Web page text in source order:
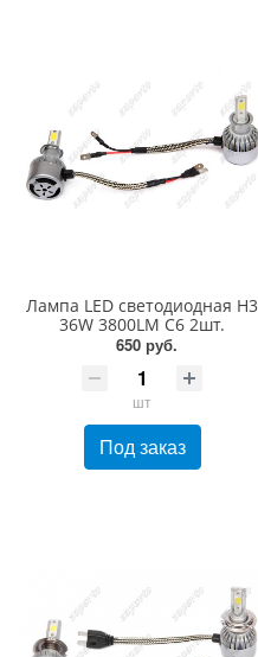
Лампа LED светодиодная H3
36W 3800LM С6 2шт.
650 руб.
шт
Под заказ